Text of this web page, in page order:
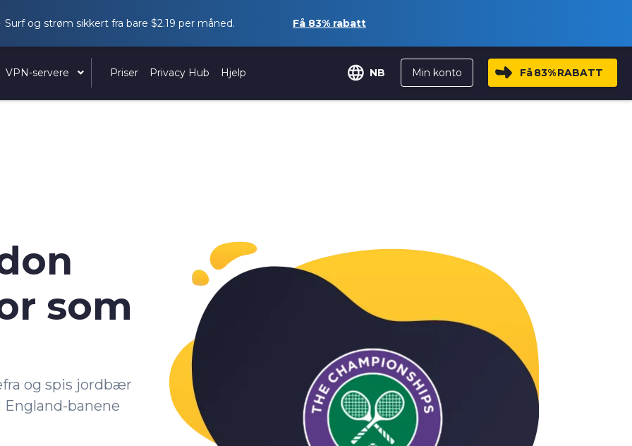
Surf og strøm sikkert fra bare $2.19 per måned. Få 83% rabatt
VPN-servere Priser Privacy Hub Hjelp NB Min konto Få83%RABATT
som
og spis jordbær
banene